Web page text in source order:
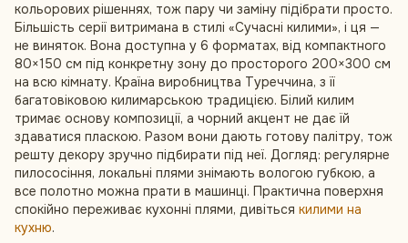
кольорових рішеннях, тож пару чи заміну підібрати просто.
Більшість серії витримана в стилі «Сучасні килими», і ця —
не виняток. Вона доступна у 6 форматах, від компактного
80×150 см під конкретну зону до просторого 200×300 см
на всю кімнату. Країна виробництва Туреччина, з її
багатовіковою килимарською традицією. Білий килим
тримає основу композиції, а чорний акцент не дає їй
здаватися пласкою. Разом вони дають готову палітру, тож
решту декору зручно підбирати під неї. Догляд: регулярне
пилососіння, локальні плями знімають вологою губкою, а
все полотно можна прати в машинці. Практична поверхня
спокійно переживає кухонні плями, дивіться килими на
кухню.